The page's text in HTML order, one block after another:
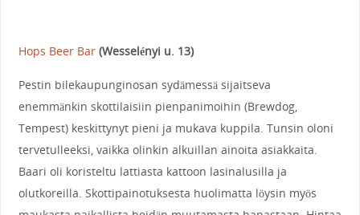
Hops Beer Bar (Wesselényi u. 13)
Pestin bilekaupunginosan sydämessä sijaitseva
enemmänkin skottilaisiin pienpanimoihin (Brewdog,
Tempest) keskittynyt pieni ja mukava kuppila. Tunsin oloni
tervetulleeksi, vaikka olinkin alkuillan ainoita asiakkaita.
Baari oli koristeltu lattiasta kattoon lasinalusilla ja
olutkoreilla. Skottipainotuksesta huolimatta löysin myös